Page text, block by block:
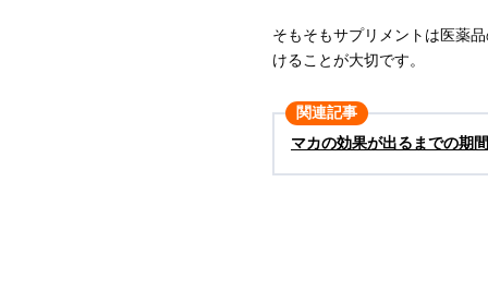
そもそもサプリメントは医薬
けることが大切です。
関連記事
マカの効果が出るまでの期